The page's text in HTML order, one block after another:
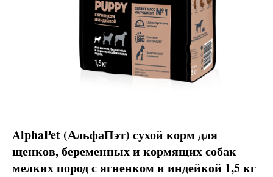
AlphaPet (АльфаПэт) сухой корм для
щенков, беременных и кормящих собак
мелких пород с ягненком и индейкой 1,5 кг